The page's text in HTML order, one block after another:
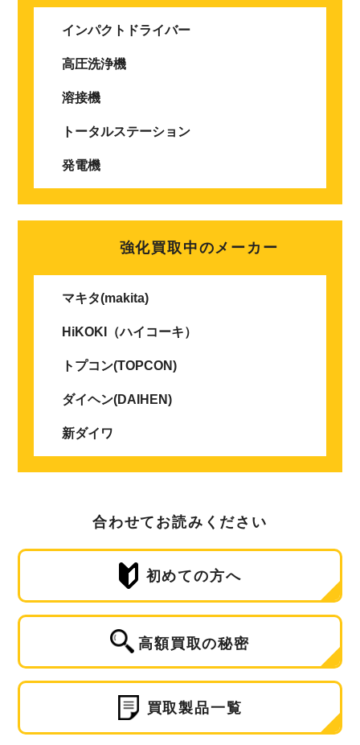
インパクトドライバー
高圧洗浄機
溶接機
トータルステーション
発電機
強化買取中のメーカー
マキタ(makita)
HiKOKI（ハイコーキ）
トプコン(TOPCON)
ダイヘン(DAIHEN)
新ダイワ
合わせてお読みください
初めての方へ
高額買取の秘密
買取製品一覧